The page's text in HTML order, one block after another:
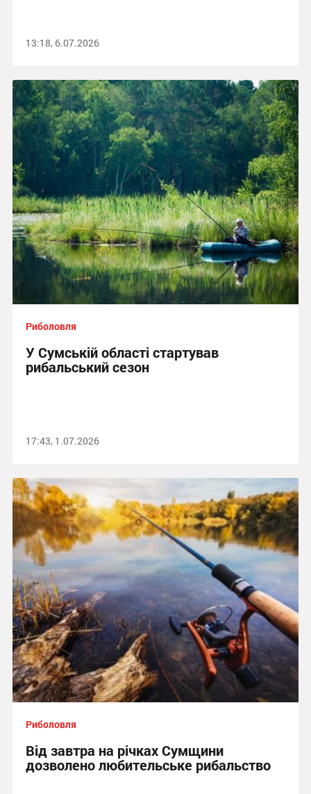
13:18, 6.07.2026
Риболовля
У Сумській області стартував
рибальський сезон
17:43, 1.07.2026
Риболовля
Від завтра на річках Сумщини
дозволено любительське рибальство